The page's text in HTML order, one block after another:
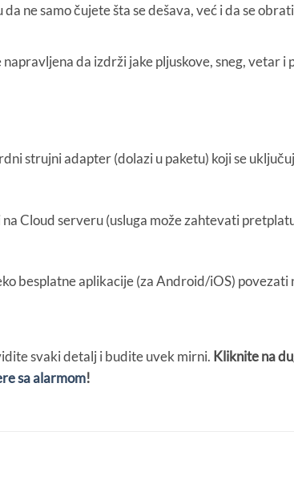
ne samo čujete šta se dešava, već i da se
napravljena da izdrži jake pljuskove, sneg, vetar i
strujni adapter (dolazi u paketu) koji se
Cloud serveru (usluga može zahtevati
besplatne aplikacije (za Android/iOS) povezati
svaki detalj i budite uvek mirni. Kliknite na
sa alarmom!